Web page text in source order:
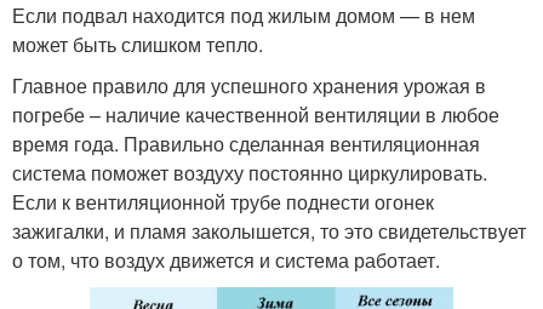
Если подвал находится под жилым домом — в нем
может быть слишком тепло.
Главное правило для успешного хранения урожая в
погребе – наличие качественной вентиляции в любое
время года. Правильно сделанная вентиляционная
система поможет воздуху постоянно циркулировать.
Если к вентиляционной трубе поднести огонек
зажигалки, и пламя заколышется, то это свидетельствует
о том, что воздух движется и система работает.